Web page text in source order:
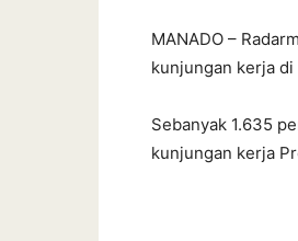
MANADO –
kunjungan kerja
Sebanyak 1.635
kunjungan kerja